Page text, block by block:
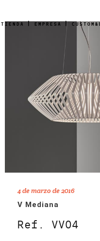
TIENDA EMPRESA
4 de marzo de 2016
V Mediana
Ref. VV04